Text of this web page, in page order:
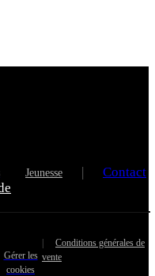
Jeunesse |
Contact
Gérer les
cookies
| Conditions générales de
vente